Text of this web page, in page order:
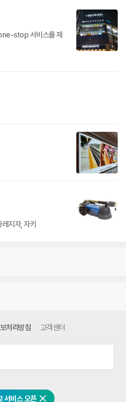
서비스 오픈
stop 서비스를 제
지자, 자키
처리방침 고객센터